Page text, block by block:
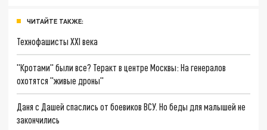
ЧИТАЙТЕ ТАКЖЕ:
Технофашисты XXI века
"Кротами" были все? Теракт в центре Москвы: На генералов
охотятся "живые дроны"
Даня с Дашей спаслись от боевиков ВСУ. Но беды для малышей не
закончились